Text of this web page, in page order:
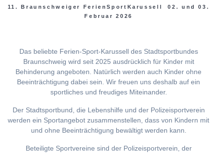
11. Braunschweiger FerienSportKarussell 02. und 03.
Februar 2026
Das beliebte Ferien-Sport-Karussell des Stadtsportbundes
Braunschweig wird seit 2025 ausdrücklich für Kinder mit
Behinderung angeboten. Natürlich werden auch Kinder ohne
Beeinträchtigung dabei sein. Wir freuen uns deshalb auf ein
sportliches und freudiges Miteinander.
Der Stadtsportbund, die Lebenshilfe und der Polizeisportverein
werden ein Sportangebot zusammenstellen, dass von Kindern mit
und ohne Beeinträchtigung bewältigt werden kann.
Beteiligte Sportvereine sind der Polizeisportverein, der